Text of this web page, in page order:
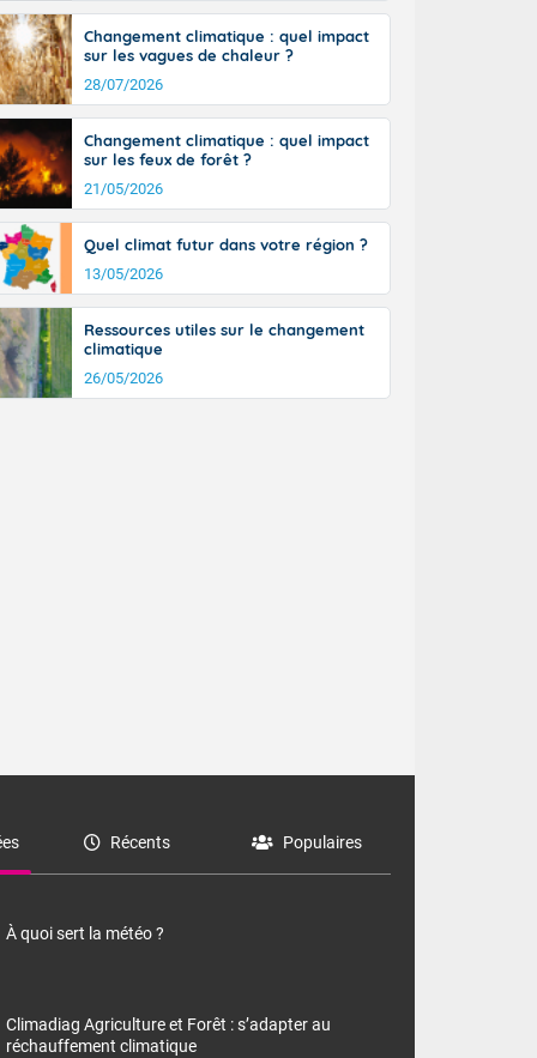
les
30 août
midi : Brest
28
29
: 24/33
du
sur la
Le
Des
moins
25 à 30
35 degrés
jusque
la Corse.
Pyrénées,
marge de
de la
Changement climatique : quel impact
sur les vagues de chaleur ?
28/07/2026
Changement climatique : quel impact
sur les feux de forêt ?
21/05/2026
Quel climat futur dans votre région ?
13/05/2026
Ressources utiles sur le changement
climatique
26/05/2026
Récents Populaires
À quoi sert la météo ?
Climadiag Agriculture et Forêt : s’adapter au
réchauffement climatique